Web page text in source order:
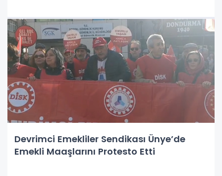
Devrimci Emekliler Sendikası Ünye’de
Emekli Maaşlarını Protesto Etti